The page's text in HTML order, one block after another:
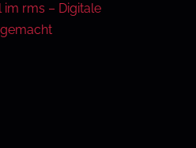
rms – Digitale